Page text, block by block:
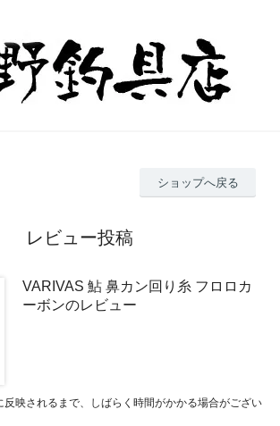
ショップへ戻る
レビュー投稿
VARIVAS 鮎 鼻カン回り糸 フロロカ
ーボンのレビュー
反映されるまで、しばらく時間がかかる場合がござい